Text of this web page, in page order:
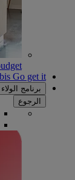
Go get it
برنامج الولاء
الرجوع